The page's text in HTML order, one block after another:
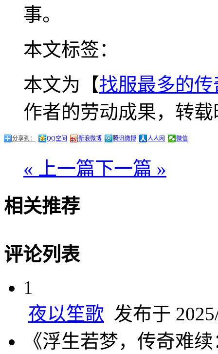
事。
本文标签：
本文为【找服最多的
作者的劳动成果，转
分享到： QQ空间 新浪微博 腾讯微博 人人网 微信
« 上一篇下一篇 »
相关推荐
评论列表
1
夜以笙歌 发布于
《浮生若梦，传奇难